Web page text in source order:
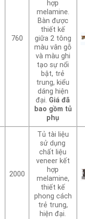
760
hợp
melamine.
Bàn được
thiết kế
giữa 2 tông
màu vân gỗ
và màu ghi
tạo sự nổi
bật, trẻ
trung, kiểu
dáng hiện
đại. Giá đã
bao gồm tủ
phụ
2000
Tủ tài liệu
sử dụng
chất liệu
veneer kết
hợp
melamine,
thiết kế
phong cách
trẻ trung,
hiện đại.